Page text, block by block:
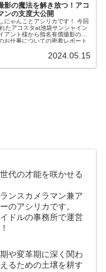
影の魔法を解き放つ！アコ
ンの支度大公開
ゃんことアシリカです！ 今回
たアコスタat池袋サンシャイン
アント様から指名有償撮影のお
お仕事についての密着レポート
2024.05.15
代の才能を咲かせる
ンスカメラマン兼ア
のアシリカです。
ドルの事務所で運営
や変革期に深く関わ
るための土壌を耕す